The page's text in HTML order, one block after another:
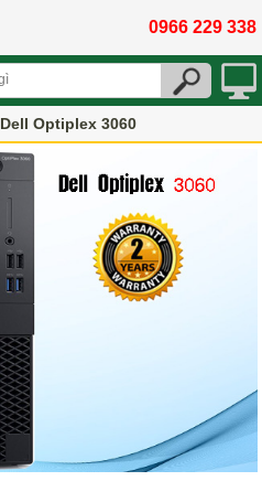
0966 229 338
Dell Optiplex 3060